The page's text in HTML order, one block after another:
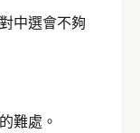
中選會不夠
難處。